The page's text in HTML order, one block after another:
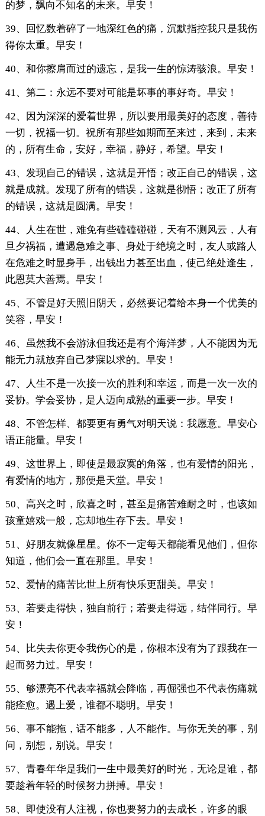
的梦，飘向不知名的未来。早安！
39、回忆数着碎了一地深红色的痛，沉默指控我只是我伤
得你太重。早安！
40、和你擦肩而过的遗忘，是我一生的惊涛骇浪。早安！
41、第二：永远不要对可能是坏事的事好奇。早安！
42、因为深深的爱着世界，所以要用最美好的态度，善待
一切，祝福一切。祝所有那些如期而至来过，来到，未来
的，所有生命，安好，幸福，静好，希望。早安！
43、发现自己的错误，这就是开悟；改正自己的错误，这
就是成就。发现了所有的错误，这就是彻悟；改正了所有
的错误，这就是圆满。早安！
44、人生在世，难免有些磕磕碰碰，天有不测风云，人有
旦夕祸福，遭遇急难之事、身处于绝境之时，友人或路人
在危难之时显身手，出钱出力甚至出血，使己绝处逢生，
此恩莫大善焉。早安！
45、不管是好天照旧阴天，必然要记着给本身一个优美的
笑容，早安！
46、虽然我不会游泳但我还是有个海洋梦，人不能因为无
能无力就放弃自己梦寐以求的。早安！
47、人生不是一次接一次的胜利和幸运，而是一次一次的
妥协。学会妥协，是人迈向成熟的重要一步。早安！
48、不管怎样、都要更有勇气对明天说：我愿意。早安心
语正能量。早安！
49、这世界上，即使是最寂寞的角落，也有爱情的阳光，
有爱情的地方，那便是天堂。早安！
50、高兴之时，欣喜之时，甚至是痛苦难耐之时，也该如
孩童嬉戏一般，忘却地生存下去。早安！
51、好朋友就像星星。你不一定每天都能看见他们，但你
知道，他们会一直在那里。早安！
52、爱情的痛苦比世上所有快乐更甜美。早安！
53、若要走得快，独自前行；若要走得远，结伴同行。早
安！
54、比失去你更令我伤心的是，你根本没有为了跟我在一
起而努力过。早安！
55、够漂亮不代表幸福就会降临，再倔强也不代表伤痛就
能痊愈。遇上爱，谁都不聪明。早安！
56、事不能拖，话不能多，人不能作。与你无关的事，别
问，别想，别说。早安！
57、青春年华是我们一生中最美好的时光，无论是谁，都
要趁着年轻的时候努力拼搏。早安！
58、即使没有人注视，你也要努力的去成长，许多的眼